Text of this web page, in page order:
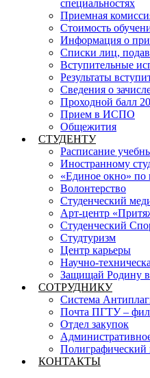
специальностях
Приемная
Стоимость
Информация о
Списки лиц,
Вступительные
Результаты
Сведения о
Проходной балл
Прием в ИСПО
Общежития
СТУДЕНТУ
Расписание
Иностранному
«Единое окно» по
Волонтерство
Студенческий
Арт-центр
Студенческий
Студтуризм
Центр карьеры
Научно-
Защищай Родину в
СОТРУДНИКУ
Система
Почта ПГТУ –
Отдел закупок
Полиграфический
КОНТАКТЫ